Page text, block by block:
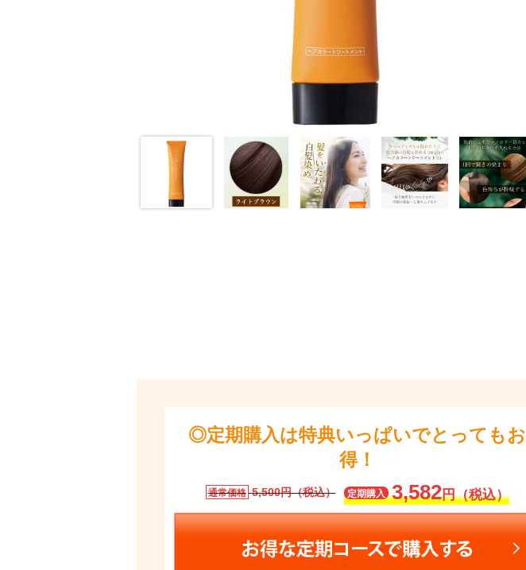
◎定期購入は特典いっぱいでとってもお
得！
通常価格 5,500円（税込） 定期購入 3,582円（税込）